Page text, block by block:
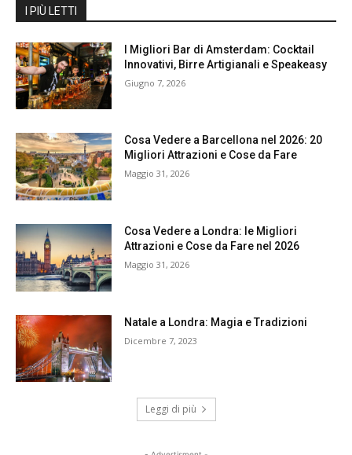
I PIÙ LETTI
I Migliori Bar di Amsterdam: Cocktail
Innovativi, Birre Artigianali e Speakeasy
Giugno 7, 2026
Cosa Vedere a Barcellona nel 2026: 20
Migliori Attrazioni e Cose da Fare
Maggio 31, 2026
Cosa Vedere a Londra: le Migliori
Attrazioni e Cose da Fare nel 2026
Maggio 31, 2026
Natale a Londra: Magia e Tradizioni
Dicembre 7, 2023
Leggi di più